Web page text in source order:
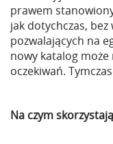
prawem
jak dotychczas,
pozwalających na
nowy katalog może
oczekiwań.
Na czym